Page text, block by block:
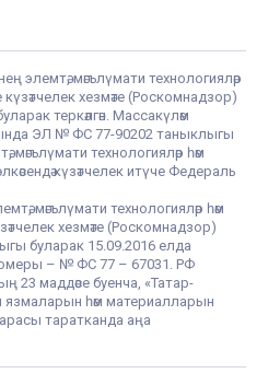
элемтә, мәгълүмати технологияләр
күзәтчелек хезмәте (Роскомнадзор)
теркәлгән. Массакүләм
ЭЛ № ФС 77-90202 таныклыгы
мәгълүмати технологияләр һәм
күзәтчелек итүче Федераль
мәгълүмати технологияләр һәм
хезмәте (Роскомнадзор)
буларак 15.09.2016 елда
номеры – № ФС 77 – 67031. РФ
23 маддәсе буенча, «Татар-
язмаларын һәм материалларын
таратканда аңа